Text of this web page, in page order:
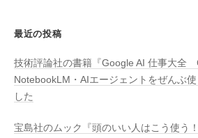
最近の投稿
技術評論社の書籍『Google AI 仕事大全
NotebookLM・AIエージェントをぜんぶ
した
宝島社のムック『頭のいい人はこう使う